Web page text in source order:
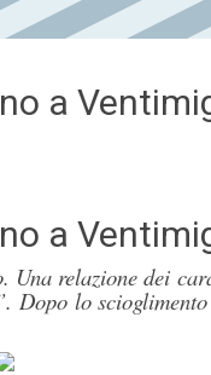
a
a
Una relazione dei
lo